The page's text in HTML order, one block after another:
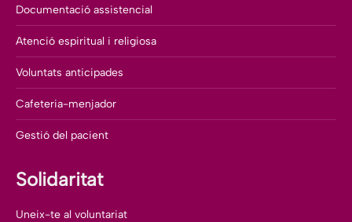
Documentació assistencial
Atenció espiritual i religiosa
Voluntats anticipades
Cafeteria-menjador
Gestió del pacient
Solidaritat
Uneix-te al voluntariat